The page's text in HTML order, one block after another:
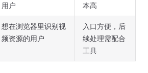
用户
本高
想在浏览器里识别视
频资源的用户
入口方便，后
续处理需配合
工具